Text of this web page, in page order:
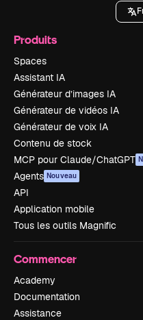
Produits
Spaces
Assistant IA
Générateur d’images IA
Générateur de vidéos IA
Générateur de voix IA
Contenu de stock
MCP pour Claude/ChatGPT
Agents Nouveau
API
Application mobile
Tous les outils Magnific
Commencer
Academy
Documentation
Assistance